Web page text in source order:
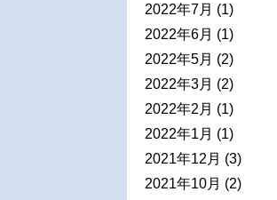
2022年7月 (1)
2022年6月 (1)
2022年5月 (2)
2022年3月 (2)
2022年2月 (1)
2022年1月 (1)
2021年12月 (3)
2021年10月 (2)